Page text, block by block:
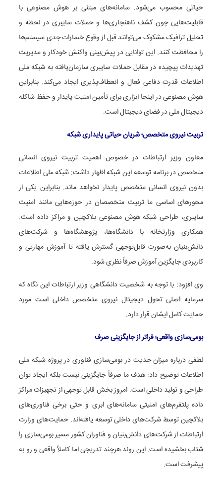
حیاتی محسوب می‌شود. سامانه‌های مبتنی بر هوش مصنوعی با
قابلیت‌هایی چون کشف ناهنجاری‌ها و حملات سایبری در لحظه و
تحلیل ترافیک مشکوک می‌توانند قبل از وقوع خسارات جدی سیستم‌ها
را محافظت کنند. این توانایی در پیش‌بینی واکنش خودکار و مدیریت
تهدیدات پیچیده در مقابل حملات سایبری سازمان‌یافته به شبکه ملی
اطلاعات قدرت دفاعی فعال و انعطاف‌پذیری ایجاد می‌کند. بنابراین
هوش مصنوعی در اینجا ابزاری برای تأمین امنیت پایدار و حفظ شاکله
دیجیتال ملی در فضای دیجیتال است.
تربیت نیروی متخصص؛ شریان حیاتی پایداری شبکه
معاون وزیر ارتباطات در خصوص اهمیت تربیت نیروی انسانی
متخصص در برنامه توسعه این شبکه اظهار داشت: شبکه ملی اطلاعات
بدون نیروی انسانی متخصص پایدار نخواهد ماند. بنابراین یکی از
محورهای اساسی ما تربیت متخصصان در حوزه‌هایی مانند امنیت
سایبری، طراحی شبکه هوش مصنوعی بلاکچین و مراکز داده است.
همکاری وزارتخانه با دانشگاه‌ها، پژوهشگاه‌ها و شرکت‌های
دانش‌بنیان به‌صورت قابل‌توجهی گسترش یافته تا آموزش مهارتی و
کاربردی جایگزین آموزش صرفاً نظری شود.
وی افزود: با توجه به شخصیت دانشگاهی وزیر ارتباطات این نگاه که
سرمایه اصلی تحول دیجیتال نیروی متخصص داخلی است مورد
حمایت کامل ایشان قرار دارد.
بومی‌سازی واقعی؛ فراتر از جایگزینی صرف
لطفی درباره میزان جدیت در بومی‌سازی فناوری در پروژه شبکه ملی
اطلاعات توضیح داد: هدف ما صرفاً جایگزینی نیست بلکه ایجاد توان
طراحی و تولید داخلی است. امروز بخش قابل توجهی از تجهیزات مراکز
داده پلتفرم‌های امنیتی سامانه‌های ابری و حتی برخی فناوری‌های
بلاکچین توسط شرکت‌های داخلی توسعه یافته‌اند. حمایت‌های وزارت
ارتباطات از شرکت‌های دانش‌بنیان و فناوران کشور مسیر بومی‌سازی را
شتاب بخشیده است. این روند هرچند تدریجی اما کاملاً واقعی و رو به
پیشرفت است.